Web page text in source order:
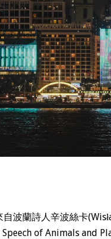
波蘭詩人辛波絲卡
of Animals and